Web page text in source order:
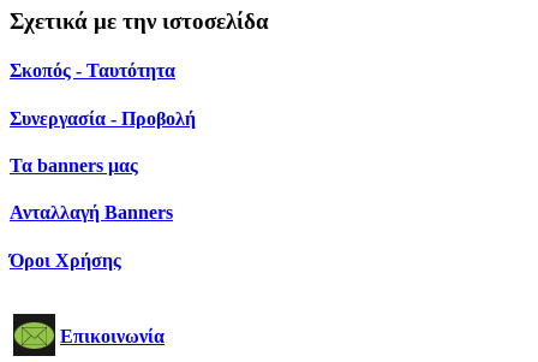
Σχετικά με την ιστοσελίδα
Σκοπός - Ταυτότητα
Συνεργασία - Προβολή
Τα banners μας
Ανταλλαγή Banners
Όροι Χρήσης
Επικοινωνία